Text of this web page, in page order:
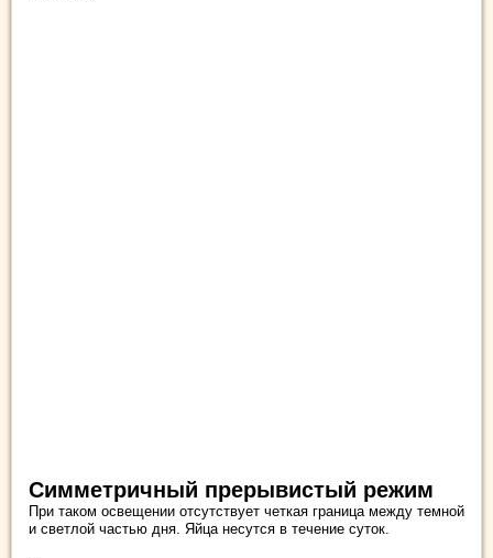
Симметричный прерывистый режим
При таком освещении отсутствует четкая граница между темной
и светлой частью дня. Яйца несутся в течение суток.